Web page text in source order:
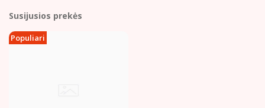
Susijusios prekės
Populiari